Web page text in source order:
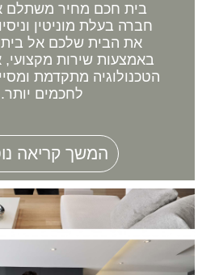
בית חכם מחיר משתלם
חברה בעלת מוניטין
את הבית שלכם אל
באמצעות שירות מקצועי,
הטכנולוגיה מתקדמת
לחכמים
המשך קריאה